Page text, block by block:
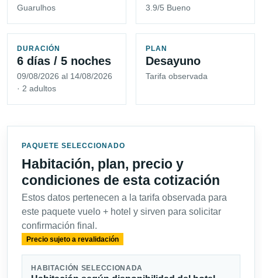
Guarulhos 3.9/5 Bueno
DURACIÓN
6 días / 5 noches
09/08/2026 al 14/08/2026
· 2 adultos
PLAN
Desayuno
Tarifa observada
PAQUETE SELECCIONADO
Habitación, plan, precio y
condiciones de esta cotización
Estos datos pertenecen a la tarifa observada para
este paquete vuelo + hotel y sirven para solicitar
confirmación final.
Precio sujeto a revalidación
HABITACIÓN SELECCIONADA